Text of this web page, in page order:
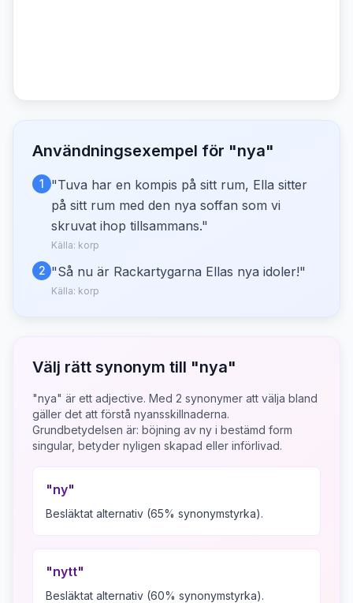
Användningsexempel för "nya"
1 "Tuva har en kompis på sitt rum, Ella sitter
på sitt rum med den nya soffan som vi
skruvat ihop tillsammans."
Källa: korp
2 "Så nu är Rackartygarna Ellas nya idoler!"
Källa: korp
Välj rätt synonym till "nya"
"nya" är ett adjective. Med 2 synonymer att välja bland
gäller det att förstå nyansskillnaderna.
Grundbetydelsen är: böjning av ny i bestämd form
singular, betyder nyligen skapad eller införlivad.
"ny"
Besläktat alternativ (65% synonymstyrka).
"nytt"
Besläktat alternativ (60% synonymstyrka).